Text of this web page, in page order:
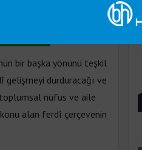
bir başka yönünü teşkil
gelişmeyi durduracağı ve
nüfus ve aile
alan ferdî çerçevenin